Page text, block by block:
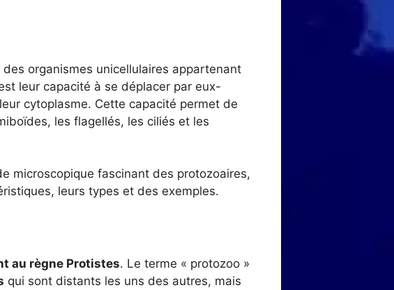
des organismes unicellulaires appartenant
leur capacité à se déplacer par eux-
cytoplasme. Cette capacité permet de
les flagellés, les ciliés et les
microscopique fascinant des protozoaires,
leurs types et des exemples.
au règne Protistes. Le terme « protozoo »
qui sont distants les uns des autres, mais